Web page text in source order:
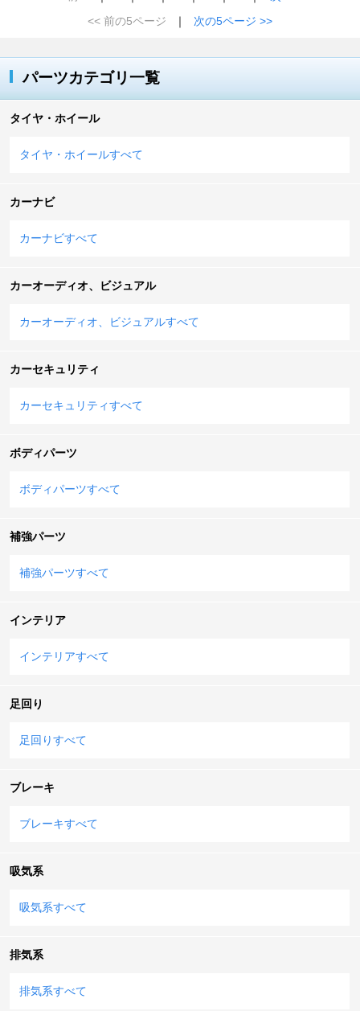
<< 前の5ページ
｜ 次の5ページ >>
パーツカテゴリ一覧
タイヤ・ホイール
タイヤ・ホイールすべて
カーナビ
カーナビすべて
カーオーディオ、ビジュアル
カーオーディオ、ビジュアルすべて
カーセキュリティ
カーセキュリティすべて
ボディパーツ
ボディパーツすべて
補強パーツ
補強パーツすべて
インテリア
インテリアすべて
足回り
足回りすべて
ブレーキ
ブレーキすべて
吸気系
吸気系すべて
排気系
排気系すべて